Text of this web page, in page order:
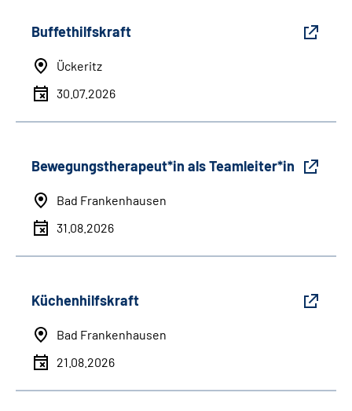
Buffethilfskraft
Ückeritz
30.07.2026
Bewegungstherapeut*in als Teamleiter*in
Bad Frankenhausen
31.08.2026
Küchenhilfskraft
Bad Frankenhausen
21.08.2026